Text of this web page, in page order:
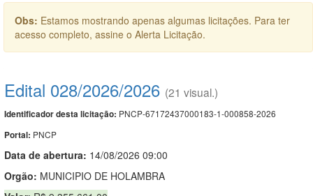
Obs: Estamos mostrando apenas algumas licitações. Para ter
acesso completo, assine o Alerta Licitação.
Edital 028/2026/2026 (21 visual.)
Identificador desta licitação: PNCP-67172437000183-1-000858-2026
Portal: PNCP
Data de abertura: 14/08/2026 09:00
Orgão: MUNICIPIO DE HOLAMBRA